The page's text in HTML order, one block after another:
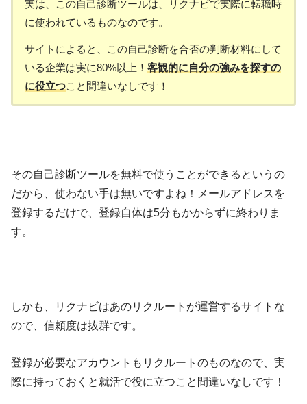
実は、この自己診断ツールは、リクナビで実際に転職時
に使われているものなのです。
サイトによると、この自己診断を合否の判断材料にして
いる企業は実に80%以上！客観的に自分の強みを探すの
に役立つこと間違いなしです！
その自己診断ツールを無料で使うことができるというの
だから、使わない手は無いですよね！メールアドレスを
登録するだけで、登録自体は5分もかからずに終わりま
す。
しかも、リクナビはあのリクルートが運営するサイトな
ので、信頼度は抜群です。
登録が必要なアカウントもリクルートのものなので、実
際に持っておくと就活で役に立つこと間違いなしです！